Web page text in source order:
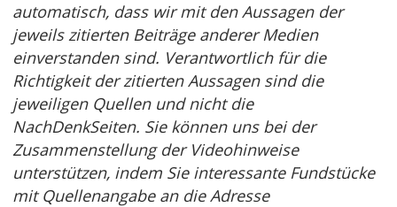
automatisch, dass wir mit den Aussagen der
jeweils zitierten Beiträge anderer Medien
einverstanden sind. Verantwortlich für die
Richtigkeit der zitierten Aussagen sind die
jeweiligen Quellen und nicht die
NachDenkSeiten. Sie können uns bei der
Zusammenstellung der Videohinweise
unterstützen, indem Sie interessante Fundstücke
mit Quellenangabe an die Adresse